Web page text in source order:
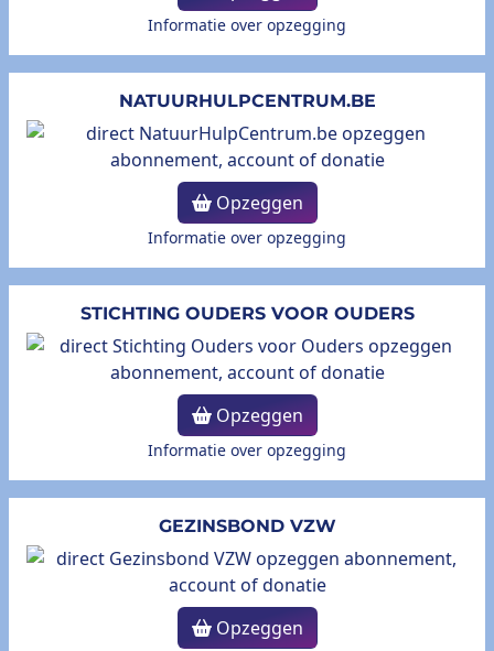
Informatie over opzegging
NATUURHULPCENTRUM.BE
Opzeggen
Informatie over opzegging
STICHTING OUDERS VOOR OUDERS
Opzeggen
Informatie over opzegging
GEZINSBOND VZW
Opzeggen